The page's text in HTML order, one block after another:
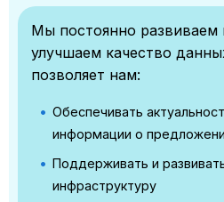
Мы постоянно развиваем
улучшаем качество
позволяет нам:
Обеспечивать
информации о
Поддерживать и
инфраструктуру